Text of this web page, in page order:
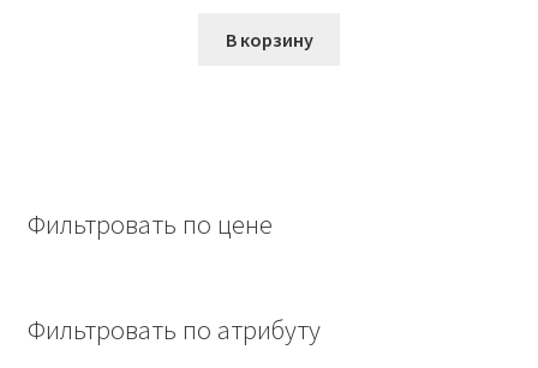
составляла
В корзину
Фильтровать по цене
Фильтровать по атрибуту